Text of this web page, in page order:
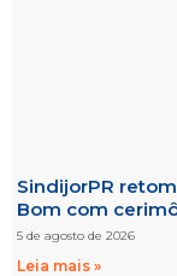
SindijorPR
Bom com
5 de agosto de 2026
Leia mais »